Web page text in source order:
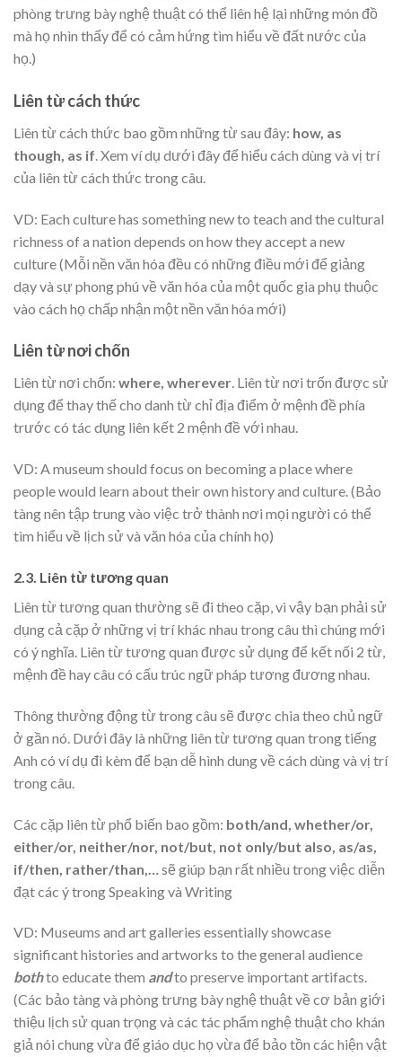
phòng trưng bày nghệ thuật có thể liên hệ lại những món đồ
mà họ nhìn thấy để có cảm hứng tìm hiểu về đất nước của
họ.)
Liên từ cách thức
Liên từ cách thức bao gồm những từ sau đây: how, as
though, as if . Xem ví dụ dưới đây để hiểu cách dùng và vị trí
của liên từ cách thức trong câu.
VD: Each culture has something new to teach and the cultural
richness of a nation depends on how they accept a new
culture (Mỗi nền văn hóa đều có những điều mới để giảng
dạy và sự phong phú về văn hóa của một quốc gia phụ thuộc
vào cách họ chấp nhận một nền văn hóa mới)
Liên từ nơi chốn
Liên từ nơi chốn: where, wherever. Liên từ nơi trốn được sử
dụng để thay thế cho danh từ chỉ địa điểm ở mệnh đề phía
trước có tác dụng liên kết 2 mệnh đề với nhau.
VD: A museum should focus on becoming a place where
people would learn about their own history and culture. (Bảo
tàng nên tập trung vào việc trở thành nơi mọi người có thể
tìm hiểu về lịch sử và văn hóa của chính họ)
2.3. Liên từ tương quan
Liên từ tương quan thường sẽ đi theo cặp, vì vậy bạn phải sử
dụng cả cặp ở những vị trí khác nhau trong câu thì chúng mới
có ý nghĩa. Liên từ tương quan được sử dụng để kết nối 2 từ,
mệnh đề hay câu có cấu trúc ngữ pháp tương đương nhau.
Thông thường động từ trong câu sẽ được chia theo chủ ngữ
ở gần nó. Dưới đây là những liên từ tương quan trong tiếng
Anh có ví dụ đi kèm để bạn dễ hình dung về cách dùng và vị trí
trong câu.
Các cặp liên từ phổ biến bao gồm: both/and, whether/or,
either/or, neither/nor, not/but, not only/but also, as/as,
if/then, rather/than,…
sẽ giúp bạn rất nhiều trong việc diễn
đạt các ý trong Speaking và Writing
VD: Museums and art galleries essentially showcase
significant histories and artworks to the general audience
bothto educate them andto preserve important artifacts.
(Các bảo tàng và phòng trưng bày nghệ thuật về cơ bản giới
thiệu lịch sử quan trọng và các tác phẩm nghệ thuật cho khán
giả nói chung vừa để giáo dục họ vừa để bảo tồn các hiện vật